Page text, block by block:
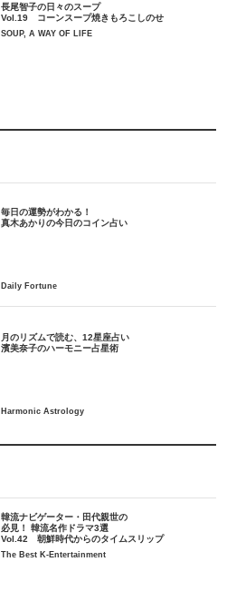
長尾智子の日々のスープ
Vol.19 コーンスープ焼きもろこしのせ
SOUP, A WAY OF LIFE
毎日の運勢がわかる！
月のリズムで読む、12星座占い
韓流ナビゲーター・田代親世の
必見！ 韓流名作ドラマ3選
Vol.42 朝鮮時代からのタイムスリップ
The Best K-Entertainment